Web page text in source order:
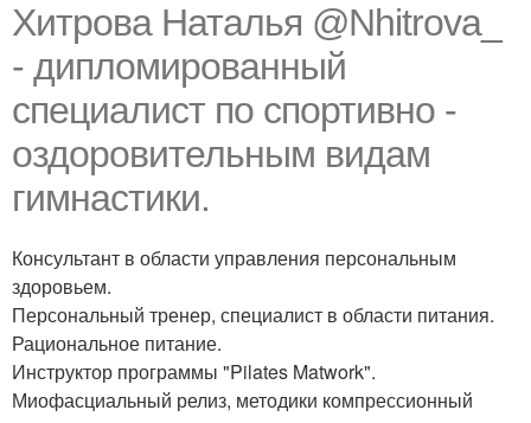
Хитрова Наталья @Nhitrova_
- дипломированный
специалист по спортивно -
оздоровительным видам
гимнастики.
Консультант в области управления персональным
здоровьем.
Персональный тренер, специалист в области питания.
Рациональное питание.
Инструктор программы "Pilates Matwork".
Миофасциальный релиз, методики компрессионный